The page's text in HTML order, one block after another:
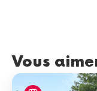
Vous